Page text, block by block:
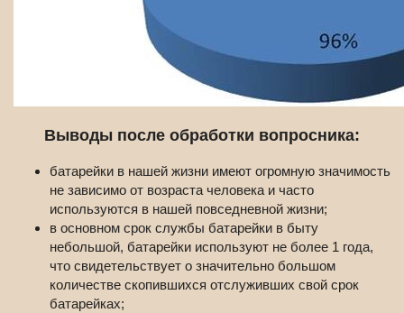
Выводы после обработки вопросника:
батарейки в нашей жизни имеют огромную значимость
не зависимо от возраста человека и часто
используются в нашей повседневной жизни;
в основном срок службы батарейки в быту
небольшой, батарейки используют не более 1 года,
что свидетельствует о значительно большом
количестве скопившихся отслуживших свой срок
батарейках;